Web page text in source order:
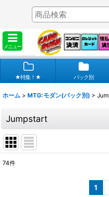
メニュー
★特集！★ パック別
ホーム > MTG:モダン(パック別) >
Jumpstart
74件
1